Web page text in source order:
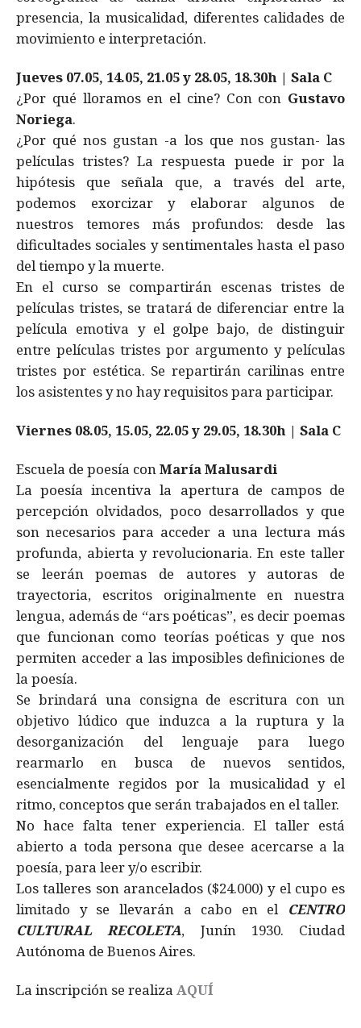
presencia, la musicalidad, diferentes calidades de
movimiento e interpretación.
Jueves 07.05, 14.05, 21.05 y 28.05, 18.30h | Sala C
¿Por qué lloramos en el cine? Con con Gustavo
Noriega.
¿Por qué nos gustan -a los que nos gustan- las
películas tristes? La respuesta puede ir por la
hipótesis que señala que, a través del arte,
podemos exorcizar y elaborar algunos de
nuestros temores más profundos: desde las
dificultades sociales y sentimentales hasta el paso
del tiempo y la muerte.
En el curso se compartirán escenas tristes de
películas tristes, se tratará de diferenciar entre la
película emotiva y el golpe bajo, de distinguir
entre películas tristes por argumento y películas
tristes por estética. Se repartirán carilinas entre
los asistentes y no hay requisitos para participar.
Viernes 08.05, 15.05, 22.05 y 29.05, 18.30h | Sala C
Escuela de poesía conMaría Malusardi
La poesía incentiva la apertura de campos de
percepción olvidados, poco desarrollados y que
son necesarios para acceder a una lectura más
profunda, abierta y revolucionaria. En este taller
se leerán poemas de autores y autoras de
trayectoria, escritos originalmente en nuestra
lengua, además de “ars poéticas”, es decir poemas
que funcionan como teorías poéticas y que nos
permiten acceder a las imposibles definiciones de
la poesía.
Se brindará una consigna de escritura con un
objetivo lúdico que induzca a la ruptura y la
desorganización del lenguaje para luego
rearmarlo en busca de nuevos sentidos,
esencialmente regidos por la musicalidad y el
ritmo, conceptos que serán trabajados en el taller.
No hace falta tener experiencia. El taller está
abierto a toda persona que desee acercarse a la
poesía, para leer y/o escribir.
Los talleres son arancelados ($24.000) y el cupo es
limitado y se llevarán a cabo en elCENTRO
CULTURAL RECOLETA, Junín 1930. Ciudad
Autónoma de Buenos Aires.
La inscripción se realiza AQUÍ